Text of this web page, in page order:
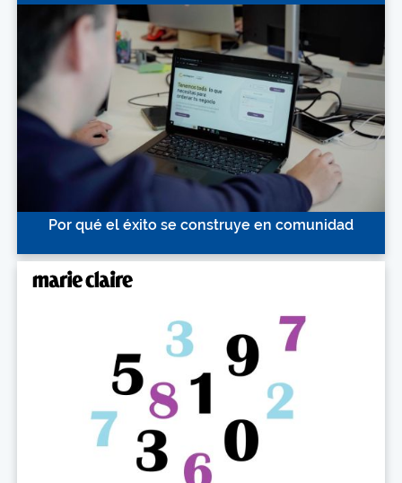
Por qué el éxito se construye en comunidad